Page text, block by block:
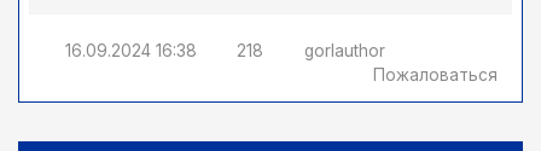
16.09.2024 16:38 218
gorlauthor
Пожаловаться